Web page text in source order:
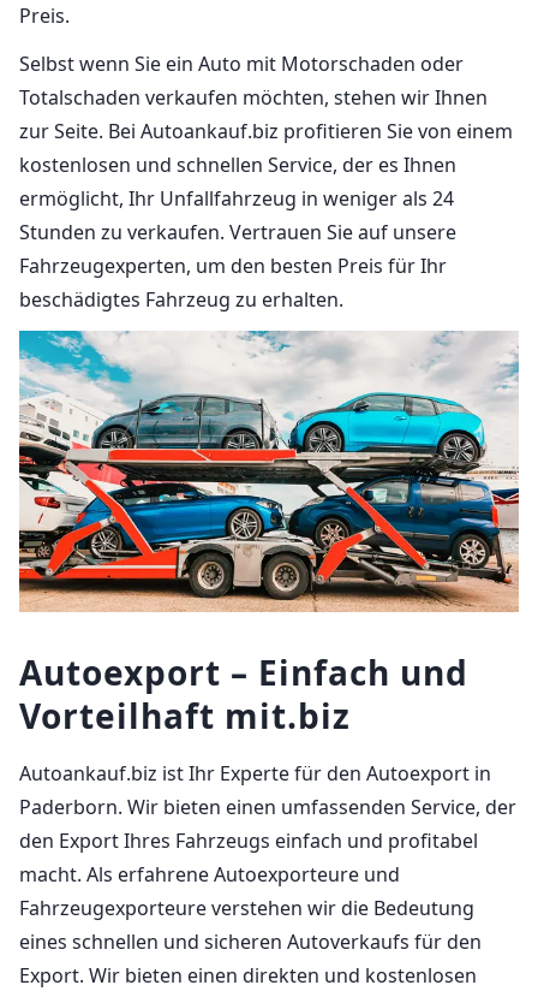
Preis.
Selbst wenn Sie ein Auto mit Motorschaden oder
Totalschaden verkaufen möchten, stehen wir Ihnen
zur Seite. Bei Autoankauf.biz profitieren Sie von einem
kostenlosen und schnellen Service, der es Ihnen
ermöglicht, Ihr Unfallfahrzeug in weniger als 24
Stunden zu verkaufen. Vertrauen Sie auf unsere
Fahrzeugexperten, um den besten Preis für Ihr
beschädigtes Fahrzeug zu erhalten.
Autoexport – Einfach und
Vorteilhaft mit.biz
Autoankauf.biz ist Ihr Experte für den Autoexport in
Paderborn. Wir bieten einen umfassenden Service, der
den Export Ihres Fahrzeugs einfach und profitabel
macht. Als erfahrene Autoexporteure und
Fahrzeugexporteure verstehen wir die Bedeutung
eines schnellen und sicheren Autoverkaufs für den
Export. Wir bieten einen direkten und kostenlosen